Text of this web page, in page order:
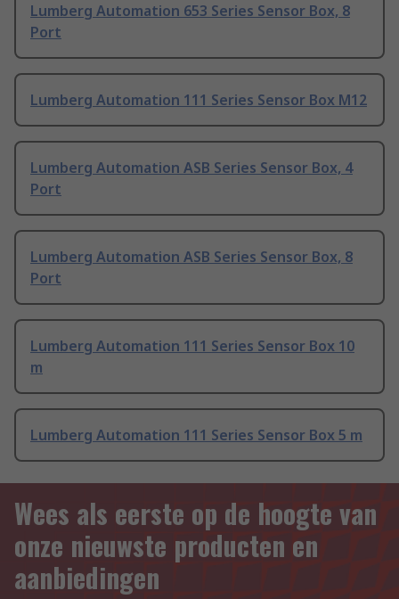
Lumberg Automation 653 Series Sensor Box, 8
Port
Lumberg Automation 111 Series Sensor Box M12
Lumberg Automation ASB Series Sensor Box, 4
Port
Lumberg Automation ASB Series Sensor Box, 8
Port
Lumberg Automation 111 Series Sensor Box 10
m
Lumberg Automation 111 Series Sensor Box 5 m
Wees als eerste op de hoogte van
onze nieuwste producten en
aanbiedingen